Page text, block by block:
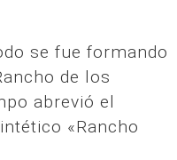
se fue formando
de los
abrevió el
«Rancho